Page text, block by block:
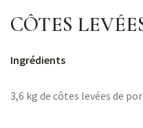
CÔTES
Ingrédients
3,6 kg de côtes levées de